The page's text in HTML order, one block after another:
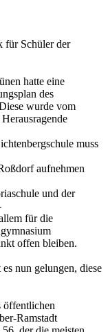
für Schüler der
hatte eine
des
wurde vom
muss
aufnehmen
und der
für die
offen bleiben.
nun gelungen, diese
Ramstadt